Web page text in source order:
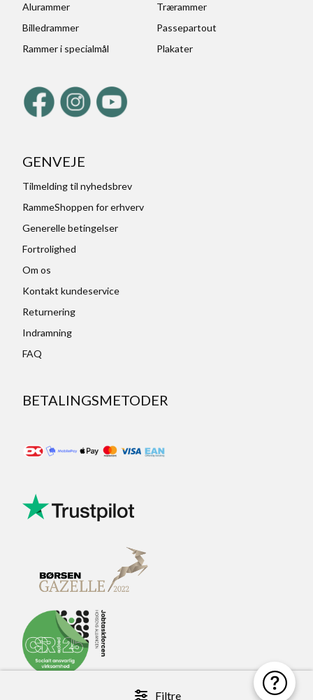
Filtre
Alurammer
Trærammer
Billedrammer
Passepartout
Rammer i specialmål
Plakater
GENVEJE
Tilmelding til nyhedsbrev
RammeShoppen for erhverv
Generelle betingelser
Fortrolighed
Om os
Kontakt kundeservice
Returnering
Indramning
FAQ
BETALINGSMETODER